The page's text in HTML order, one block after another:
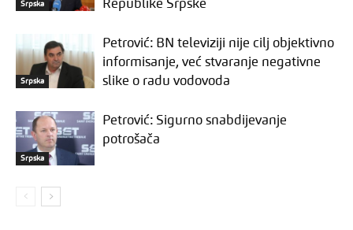
Srpska
Republike Srpske
Srpska
Petrović: BN televiziji nije cilj objektivno
informisanje, već stvaranje negativne
slike o radu vodovoda
Srpska
Petrović: Sigurno snabdijevanje
potrošača